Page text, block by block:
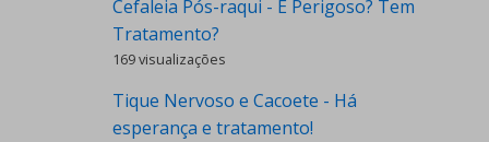
Cefaleia Pós-raqui - É Perigoso? Tem
Tratamento?
169 visualizações
Tique Nervoso e Cacoete - Há
esperança e tratamento!